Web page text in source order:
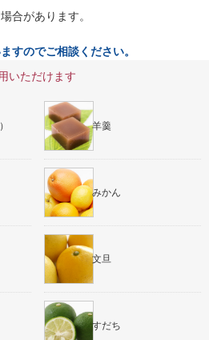
合があります。
すのでご相談ください。
いただけます
羊羹
みかん
文旦
すだち